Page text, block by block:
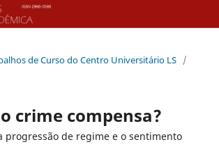
de Curso do Centro Universitário LS /
crime compensa?
progressão de regime e o sentimento